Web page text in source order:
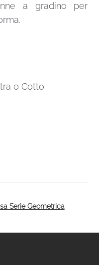
a gradino per
o Cotto
Serie Geometrica